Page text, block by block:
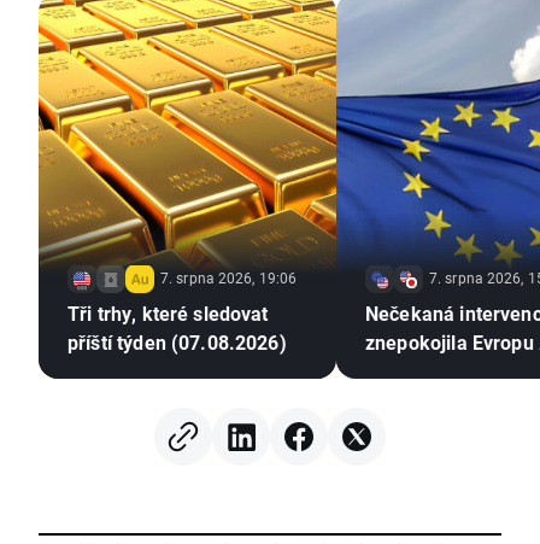
7. srpna 2026, 19:06
Tři trhy, které sledovat
příští týden (07.08.2026)
7. srpna 2026,
Nečekaná
znepokojila